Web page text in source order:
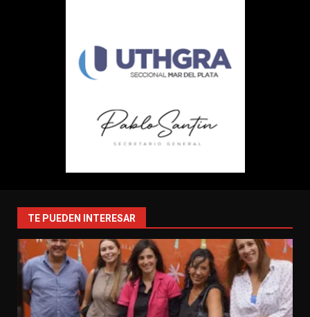
TE PUEDEN INTERESAR